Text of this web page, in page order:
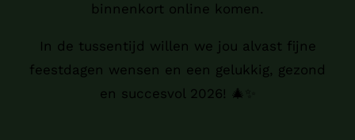
binnenkort online komen.
In de tussentijd willen we jou alvast fijne
feestdagen wensen en een gelukkig, gezond
en succesvol 2026! 🎄✨